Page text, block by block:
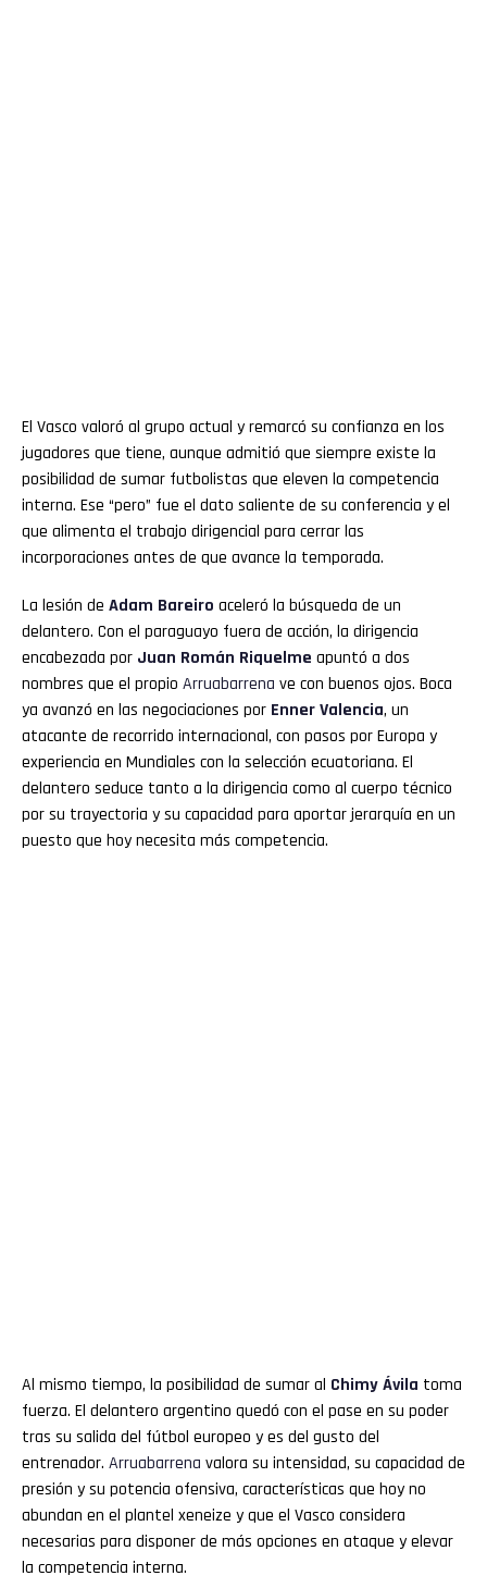
El Vasco valoró al grupo actual y remarcó su confianza en los
jugadores que tiene, aunque admitió que siempre existe la
posibilidad de sumar futbolistas que eleven la competencia
interna. Ese “pero” fue el dato saliente de su conferencia y el
que alimenta el trabajo dirigencial para cerrar las
incorporaciones antes de que avance la temporada.
La lesión de Adam Bareiro aceleró la búsqueda de un
delantero. Con el paraguayo fuera de acción, la dirigencia
encabezada por Juan Román Riquelme apuntó a dos
nombres que el propio Arruabarrena ve con buenos ojos. Boca
ya avanzó en las negociaciones por Enner Valencia, un
atacante de recorrido internacional, con pasos por Europa y
experiencia en Mundiales con la selección ecuatoriana. El
delantero seduce tanto a la dirigencia como al cuerpo técnico
por su trayectoria y su capacidad para aportar jerarquía en un
puesto que hoy necesita más competencia.
Al mismo tiempo, la posibilidad de sumar al Chimy Ávila toma
fuerza. El delantero argentino quedó con el pase en su poder
tras su salida del fútbol europeo y es del gusto del
entrenador. Arruabarrena valora su intensidad, su capacidad de
presión y su potencia ofensiva, características que hoy no
abundan en el plantel xeneize y que el Vasco considera
necesarias para disponer de más opciones en ataque y elevar
la competencia interna.